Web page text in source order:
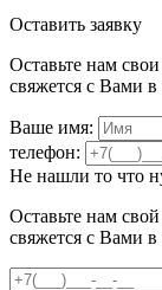
Оставить заявку
Оставьте нам
свяжется с Вами
Ваше имя:
телефон:
Не нашли то что
Оставьте нам
свяжется с Вами